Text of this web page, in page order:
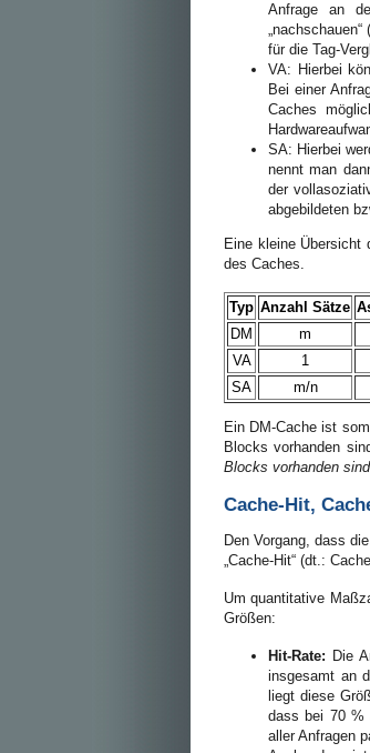
Anfrage an
für die Tag-
VA: Hierbei
Bei einer
Caches
SA: Hierbei
nennt man
der
abgebildeten
Eine kleine Übersicht
des Caches.
Typ Anzahl Sätze
DM
m
VA
1
SA
m/n
Ein DM-Cache ist
Blocks vorhanden
Blocks vorhanden sind
Cache-Hit,
Den Vorgang, dass
„Cache-Hit“ (dt.:
Um quantitative
Größen:
Hit-Rate: Die
insgesamt an
liegt diese
dass bei 70 %
aller Anfragen